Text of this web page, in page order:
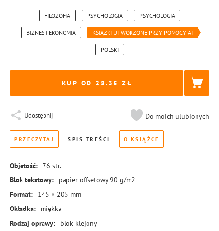
FILOZOFIA PSYCHOLOGIA PSYCHOLOGIA
BIZNES I EKONOMIA KSIĄŻKI UTWORZONE PRZY POMOCY AI
POLSKI
KUP OD 28.35
Udostępnij Do moich ulubionych
PRZECZYTAJ SPIS TREŚCI O KSIĄŻCE
Objętość: 76 str.
Blok tekstowy:
papier offsetowy 90 g/m2
Format:
145 × 205 mm
Okładka:
miękka
Rodzaj oprawy:
blok klejony